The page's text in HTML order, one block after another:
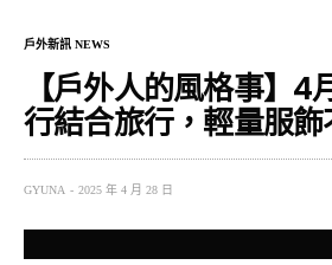
戶外新訊 NEWS
【戶外人的風格事】4
行結合旅行，輕量服
GYUNA 2025 年 4 月 28 日